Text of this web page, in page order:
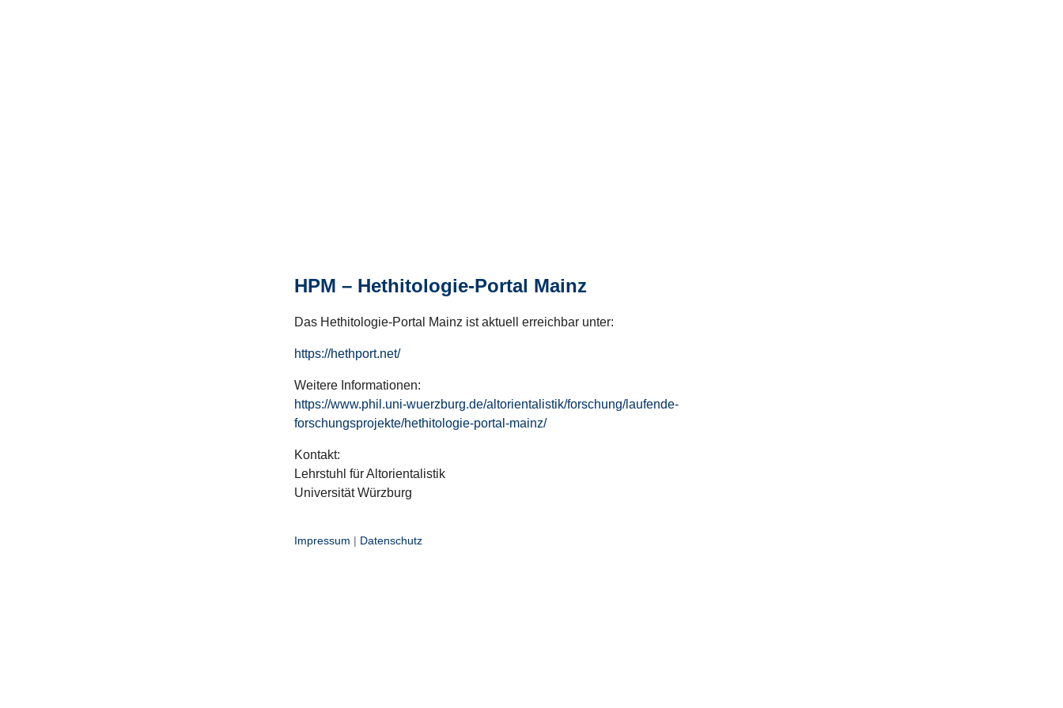
HPM – Hethitologie-Portal Mainz
Das Hethitologie-Portal Mainz ist aktuell erreichbar unter:
https://hethport.net/
Weitere Informationen:
https://www.phil.uni-wuerzburg.de/altorientalistik/forschung/laufende-
forschungsprojekte/hethitologie-portal-mainz/
Kontakt:
Lehrstuhl für Altorientalistik
Universität Würzburg
Impressum | Datenschutz